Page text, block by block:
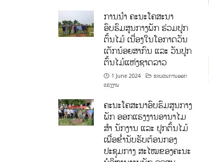
ການນໍາ ຄະນະໂຄສະນາ
ອົບຮົມສູນກາງພັກ ຮ່ວມປູກ
ຕົ້ນໄມ້ ເນື່ອງໃນໂອກາດວັນ
ເດັກນ້ອຍສາກົນ ແລະ ວັນປູກ
ຕົ້ນໄມ້ແຫ່ງຊາດລາວ
1 June 2024
ຂະບວນການອອກ
ແຮງງານ
ຄະນະໂຄສະນາອົບຮົມສູນກາງ
ພັກ ອອກແຮງງານອານາໄມ
ສໍາ ນັກງານ ແລະ ປູກຕົ້ນໄມ້
ເພື່ອຂໍ່ານັບຮັບຕ້ອນກອງ
ປະຊຸມກາງ ສະໄໝຂອງຄະນະ